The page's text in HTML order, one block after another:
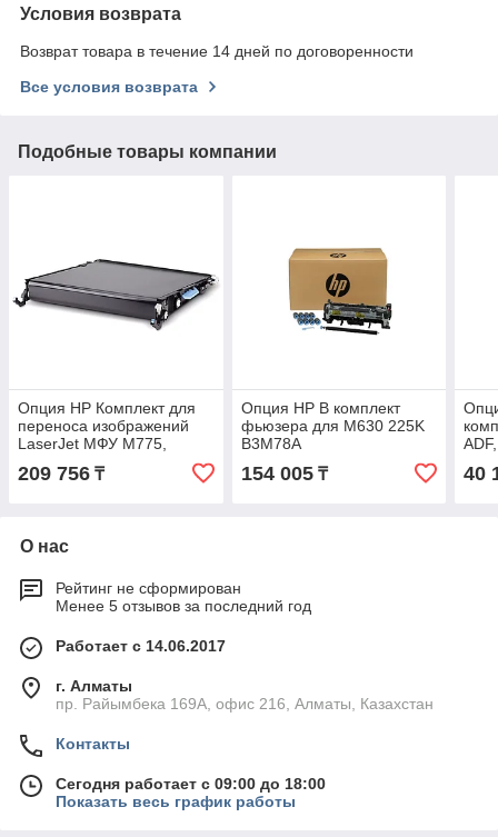
Условия возврата
Возврат товара в течение 14 дней по договоренности
Все условия возврата
Подобные товары компании
Опция HP Комплект для
переноса изображений
LaserJet МФУ M775,
M750, CP5525 CE516A
209 756 ₸
Опция HP В комплект
фьюзера для M630 225K
B3M78A
154 005₸ 40
О нас
Рейтинг не сформирован
Менее 5 отзывов за последний год
Работает с 14.06.2017
г. Алматы
пр. Райымбека 169А, офис 216, Алматы, Казахстан
Контакты
Сегодня работает с 09:00 до 18:00
Показать весь график работы